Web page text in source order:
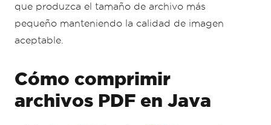
que produzca el tamaño de archivo más
pequeño manteniendo la calidad de imagen
aceptable.
Cómo comprimir
archivos PDF en Java